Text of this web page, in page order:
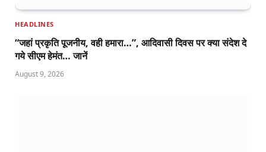
HEADLINES
“जहां प्रकृति पूजनीय, वही हमारा…”, आदिवासी दिवस पर क्या संदेश दे
गये सीएम हेमंत… जानें
August 9, 2026